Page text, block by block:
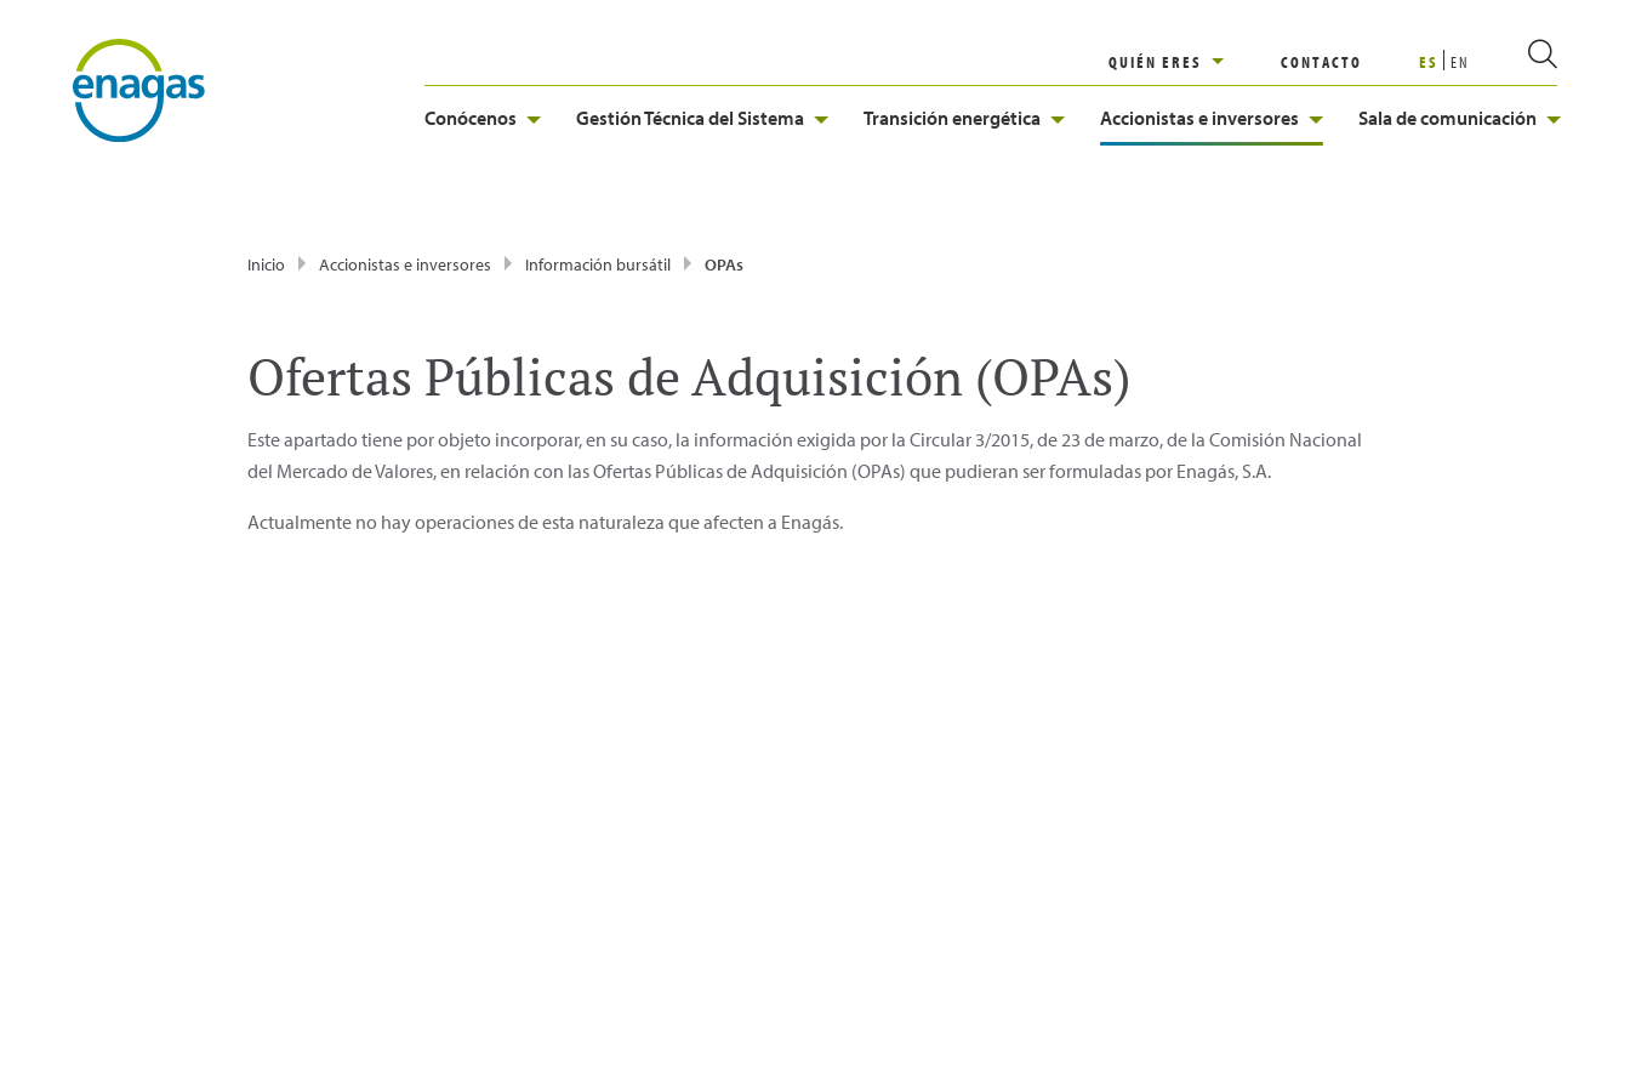
QUIÉN ERES CONTACTO ES EN
Conócenos Gestión Técnica del Sistema Transición energética Accionistas e inversores Sala de comunicación
Inicio Accionistas e inversores Información bursátil OPAs
Ofertas Públicas de Adquisición (OPAs)
Este apartado tiene por objeto incorporar, en su caso, la información exigida por la Circular 3/2015, de 23 de marzo, de la Comisión Nacional
del Mercado de Valores, en relación con las Ofertas Públicas de Adquisición (OPAs) que pudieran ser formuladas por Enagás, S.A.
Actualmente no hay operaciones de esta naturaleza que afecten a Enagás.